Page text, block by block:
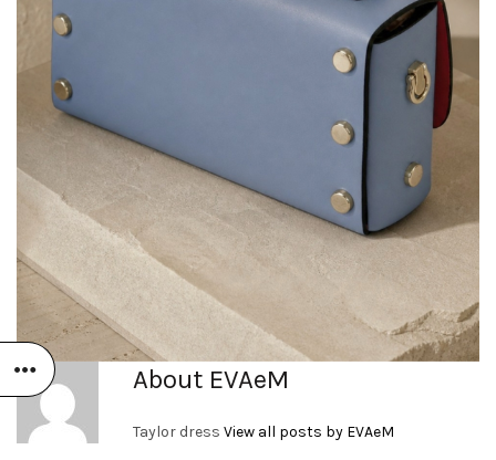
About EVAeM
Taylor dress View all posts by EVAeM